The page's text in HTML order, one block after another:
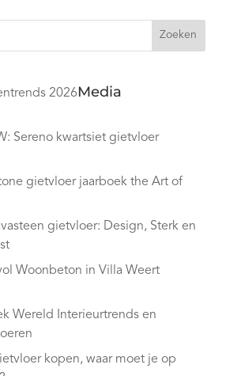
Zoeken
2026
Sereno kwartsiet gietvloer
gietvloer jaarboek the Art of
gietvloer: Design, Sterk en
Woonbeton in Villa Weert
Wereld Interieurtrends en
kopen, waar moet je op
Media